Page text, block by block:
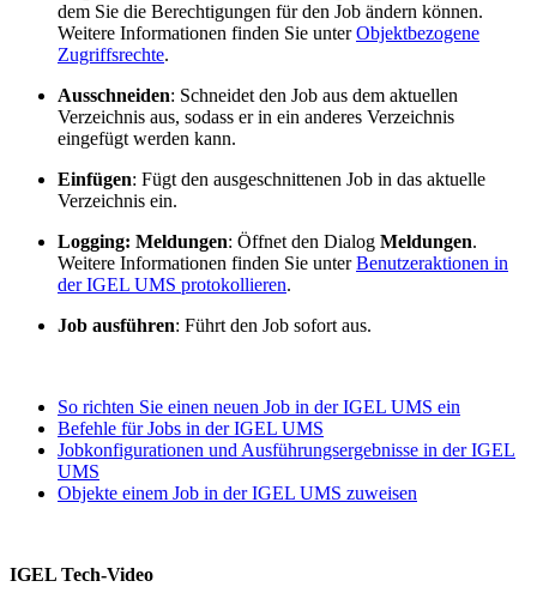
dem Sie die Berechtigungen für den Job ändern können.
Weitere Informationen finden Sie unterObjektbezogene
Zugriffsrechte.
Ausschneiden: Schneidet den Job aus dem aktuellen
Verzeichnis aus, sodass er in ein anderes Verzeichnis
eingefügt werden kann.
Einfügen: Fügt den ausgeschnittenen Job in das aktuelle
Verzeichnis ein.
Logging: Meldungen: Öffnet den Dialog Meldungen.
Weitere Informationen finden Sie unterBenutzeraktionen in
der IGEL UMS protokollieren.
Job ausführen: Führt den Job sofort aus.
So richten Sie einen neuen Job in der IGEL UMS ein
Befehle für Jobs in der IGEL UMS
Jobkonfigurationen und Ausführungsergebnisse in der IGEL
UMS
Objekte einem Job in der IGEL UMS zuweisen
IGEL Tech-Video